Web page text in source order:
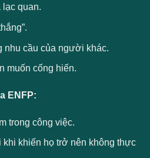
lạc quan.
nhu cầu của người khác.
muốn cống hiến.
ENFP:
trong công việc.
khi khiến họ trở nên không thực